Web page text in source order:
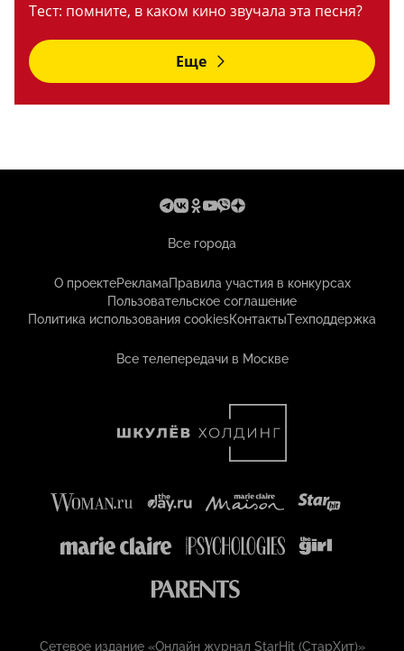
Тест: помните, в каком кино звучала эта песня?
Еще
Все города
О проектеРекламаПравила участия в конкурсах
Пользовательское соглашение
Политика использования cookiesКонтактыТехподдержка
Все телепередачи в Москве
Сетевое издание «Онлайн журнал StarHit (СтарХит)»